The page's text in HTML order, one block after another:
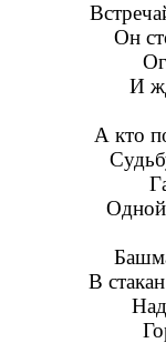
Он
И
А кто
Одной
В